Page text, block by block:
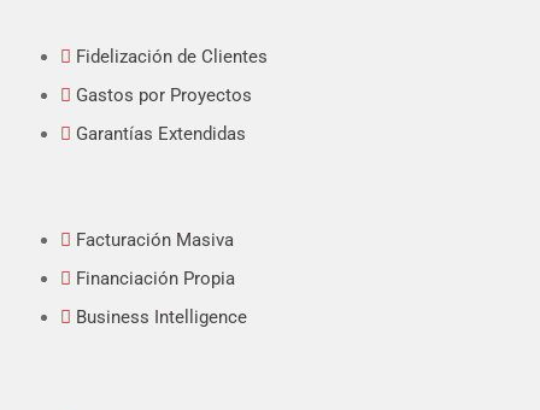
Fidelización de Clientes
Gastos por Proyectos
Garantías Extendidas
Facturación Masiva
Financiación Propia
Business Intelligence